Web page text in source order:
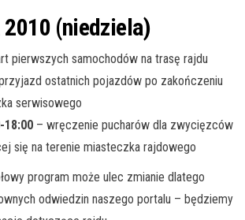
(niedziela)
pierwszych samochodów na trasę rajdu
ostatnich pojazdów po zakończeniu
serwisowego
18:00 – wręczenie pucharów dla zwycięzców
się na terenie miasteczka rajdowego
program może ulec zmianie dlatego
odwiedzin naszego portalu – będziemy